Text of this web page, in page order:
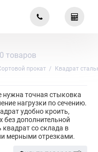
товаров
прокат Квадрат
нужна точная стыковка
нагрузки по сечению.
удобно кроить,
без дополнительной
со склада в
мерными отрезками.